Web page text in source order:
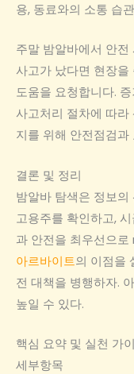
용, 동료와의 소통 습
주말 밤알바에서 안
사고가 났다면 현장을
도움을 요청합니다.
사고처리 절차에 따
지를 위해 안전점검
결론 및 정리
밤알바 탐색은 정보의
고용주를 확인하고,
과 안전을 최우선으
아르바이트의 이점을
전 대책을 병행하자.
높일 수 있다.
핵심 요약 및 실천 가
세부항목